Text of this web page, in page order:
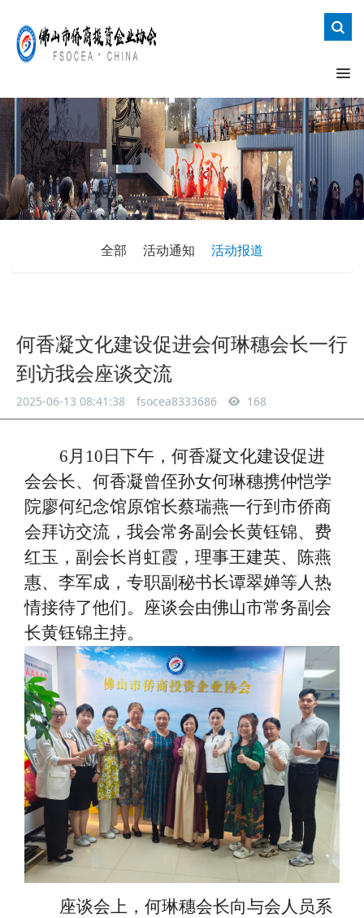
全部 活动通知 活动报道
何香凝文化建设促进会何琳穗会长一行
到访我会座谈交流
2025-06-13 08:41:38 fsocea8333686 168
6月10日下午，何香凝文化建设促进
会会长、何香凝曾侄孙女何琳穗携仲恺学
院廖何纪念馆原馆长蔡瑞燕一行到市侨商
会拜访交流，我会常务副会长黄钰锦、费
红玉，副会长肖虹霞，理事王建英、陈燕
惠、李军成，专职副秘书长谭翠婵等人热
情接待了他们。座谈会由佛山市常务副会
长黄钰锦主持。
座谈会上，何琳穗会长向与会人员系